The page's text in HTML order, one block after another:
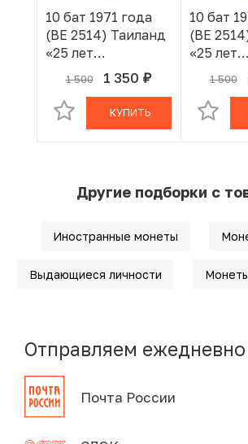
10 бат 1971 года
(BE 2514) Таиланд
«25 лет
царствованию
1 500 1 350 руб.
В КОРЗИНЕ
КУПИТЬ
10 бат
(BE
«25 лет
1 500
Другие подборки с
Иностранные монеты
Выдающиеся личности
Отправляем ежедневно
Почта России